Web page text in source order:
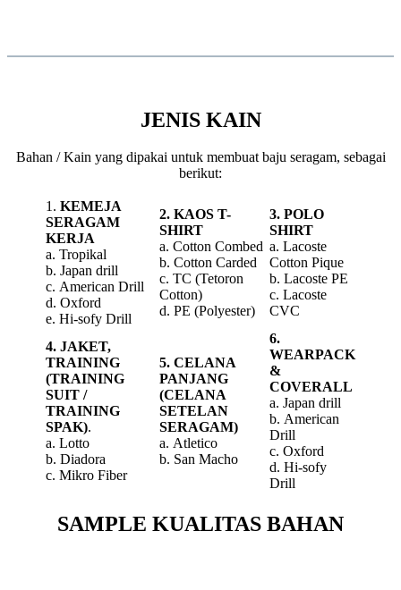
JENIS KAIN
Bahan / Kain yang dipakai untuk membuat baju seragam, sebagai
berikut:
1. KEMEJA
SERAGAM
KERJA
a. Tropikal
b. Japan drill
c. American Drill
d. Oxford
e. Hi-sofy Drill
2. KAOS T-
SHIRT
a. Cotton Combed
b. Cotton Carded
c. TC (Tetoron
Cotton)
d. PE (Polyester)
3. POLO
SHIRT
a. Lacoste
Cotton Pique
b. Lacoste PE
c. Lacoste
CVC
4. JAKET,
TRAINING
(TRAINING
SUIT /
TRAINING
SPAK).
a. Lotto
b. Diadora
c. Mikro Fiber
5. CELANA
PANJANG
(CELANA
SETELAN
SERAGAM)
a. Atletico
b. San Macho
6.
WEARPACK
&
COVERALL
a. Japan drill
b. American
Drill
c. Oxford
d. Hi-sofy
Drill
SAMPLE KUALITAS BAHAN